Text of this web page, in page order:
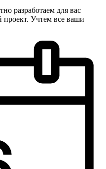
разработаем для вас
Учтем все ваши